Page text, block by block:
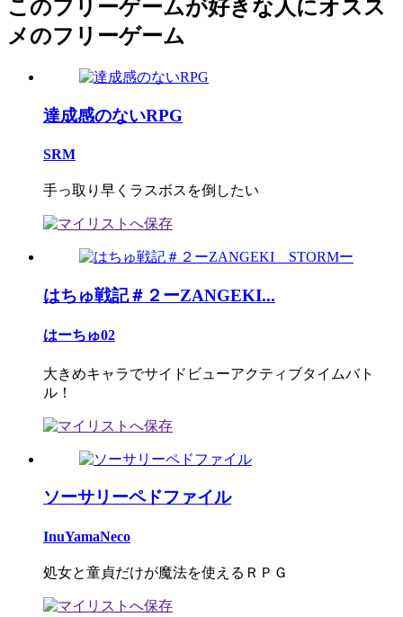
このフリーゲームが好きな人にオスス
メのフリーゲーム
達成感のないRPG
SRM
手っ取り早くラスボスを倒したい
はちゅ戦記＃２ーZANGEKI...
はーちゅ02
大きめキャラでサイドビューアクティブタイムバト
ル！
ソーサリーペドファイル
InuYamaNeco
処女と童貞だけが魔法を使えるＲＰＧ